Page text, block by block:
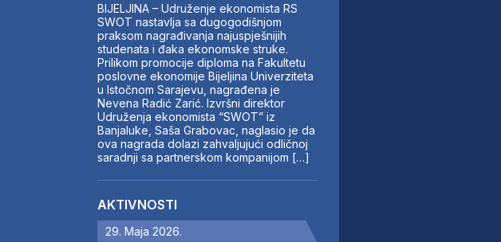
BIJELJINA – Udruženje ekonomista RS
SWOT nastavlja sa dugogodišnjom
praksom nagrađivanja najuspješnijih
studenata i đaka ekonomske struke.
Prilikom promocije diploma na Fakultetu
poslovne ekonomije Bijeljina Univerziteta
u Istočnom Sarajevu, nagrađena je
Nevena Radić Zarić. Izvršni direktor
Udruženja ekonomista “SWOT” iz
Banjaluke, Saša Grabovac, naglasio je da
ova nagrada dolazi zahvaljujući odličnoj
saradnji sa partnerskom kompanijom […]
AKTIVNOSTI
29. Maja 2026.